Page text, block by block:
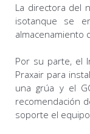
La directora del
isotanque se
almacenamiento
Por su parte, el
Praxair para
una grúa y el
recomendación
soporte el